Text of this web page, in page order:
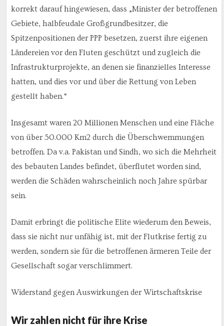
korrekt darauf hingewiesen, dass „Minister der betroffenen
Gebiete, halbfeudale Großgrundbesitzer, die
Spitzenpositionen der PPP besetzen, zuerst ihre eigenen
Ländereien vor den Fluten geschützt und zugleich die
Infrastrukturprojekte, an denen sie finanzielles Interesse
hatten, und dies vor und über die Rettung von Leben
gestellt haben.“
Insgesamt waren 20 Millionen Menschen und eine Fläche
von über 50.000 Km2 durch die Überschwemmungen
betroffen. Da v.a. Pakistan und Sindh, wo sich die Mehrheit
des bebauten Landes befindet, überflutet worden sind,
werden die Schäden wahrscheinlich noch Jahre spürbar
sein.
Damit erbringt die politische Elite wiederum den Beweis,
dass sie nicht nur unfähig ist, mit der Flutkrise fertig zu
werden, sondern sie für die betroffenen ärmeren Teile der
Gesellschaft sogar verschlimmert.
Widerstand gegen Auswirkungen der Wirtschaftskrise
Wir zahlen nicht für ihre Krise